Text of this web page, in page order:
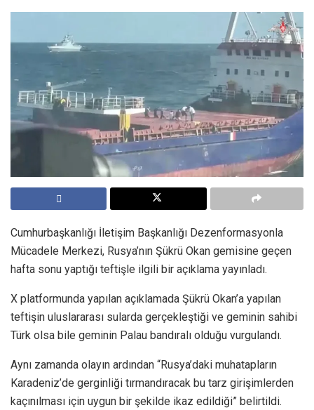
Cumhurbaşkanlığı İletişim Başkanlığı Dezenformasyonla
Mücadele Merkezi, Rusya’nın Şükrü Okan gemisine geçen
hafta sonu yaptığı teftişle ilgili bir açıklama yayınladı.
X platformunda yapılan açıklamada Şükrü Okan’a yapılan
teftişin uluslararası sularda gerçekleştiği ve geminin sahibi
Türk olsa bile geminin Palau bandıralı olduğu vurgulandı.
Aynı zamanda olayın ardından “Rusya’daki muhatapların
Karadeniz’de gerginliği tırmandıracak bu tarz girişimlerden
kaçınılması için uygun bir şekilde ikaz edildiği” belirtildi.